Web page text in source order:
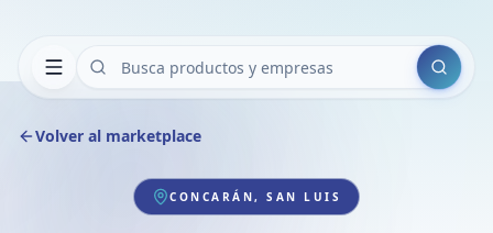
Buscar
Volver al marketplace
CONCARÁN, SAN LUIS